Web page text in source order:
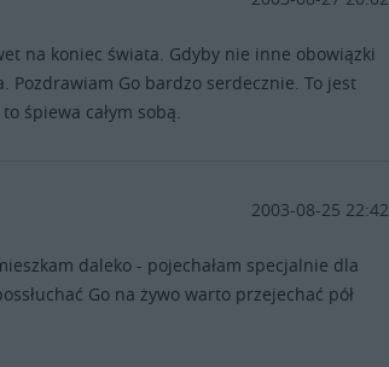
na koniec świata. Gdyby nie inne obowiązki
Pozdrawiam Go bardzo serdecznie. To jest
śpiewa całym sobą.
2003-08-25 22:42
daleko - pojechałam specjalnie dla
Go na żywo warto przejechać pół